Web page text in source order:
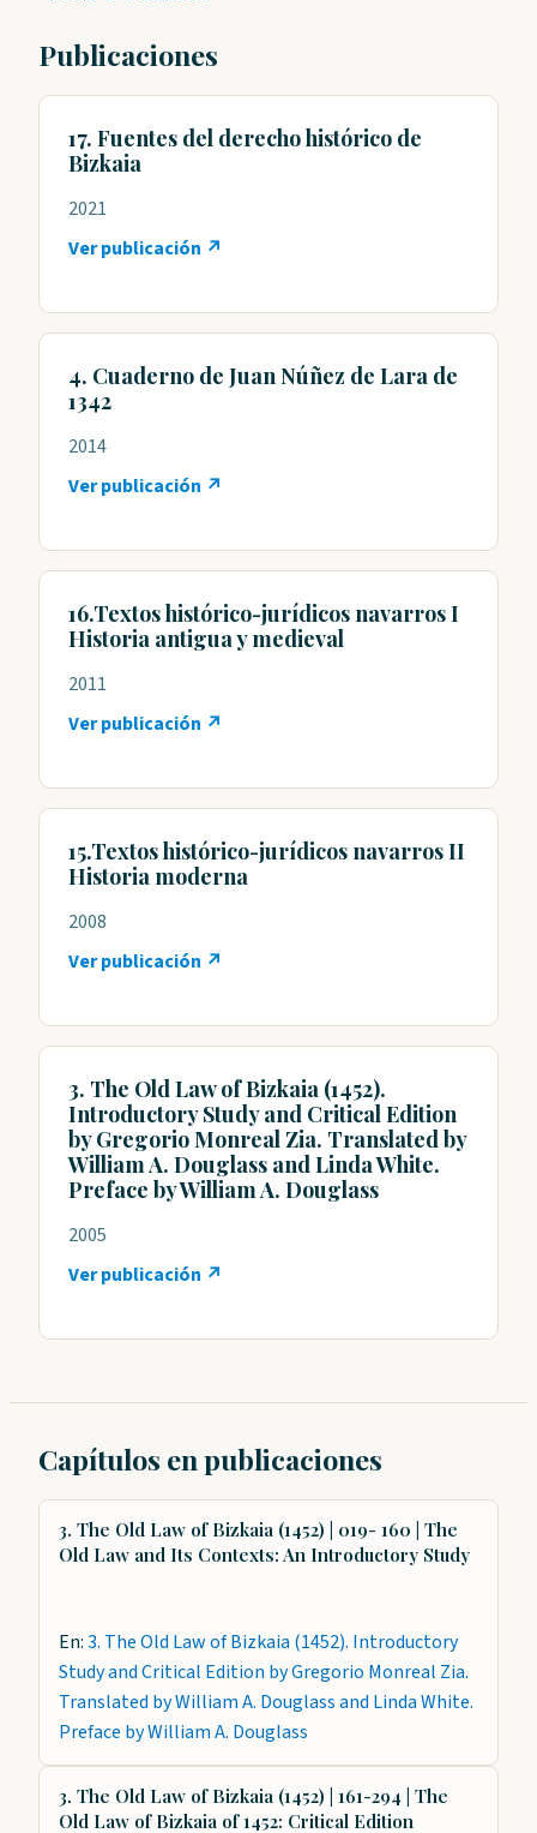
Publicaciones
17. Fuentes del derecho histórico de
Bizkaia
2021
Ver publicación ↗
4. Cuaderno de Juan Núñez de Lara de
1342
2014
Ver publicación ↗
16.Textos histórico-jurídicos navarros I
Historia antigua y medieval
2011
Ver publicación ↗
15.Textos histórico-jurídicos navarros II
Historia moderna
2008
Ver publicación ↗
3. The Old Law of Bizkaia (1452).
Introductory Study and Critical Edition
by Gregorio Monreal Zia. Translated by
William A. Douglass and Linda White.
Preface by William A. Douglass
2005
Ver publicación ↗
Capítulos en publicaciones
3. The Old Law of Bizkaia (1452) | 019- 160 | The
Old Law and Its Contexts: An Introductory Study
En:3. The Old Law of Bizkaia (1452). Introductory
Study and Critical Edition by Gregorio Monreal Zia.
Translated by William A. Douglass and Linda White.
Preface by William A. Douglass
3. The Old Law of Bizkaia (1452) | 161-294 | The
Old Law of Bizkaia of 1452: Critical Edition